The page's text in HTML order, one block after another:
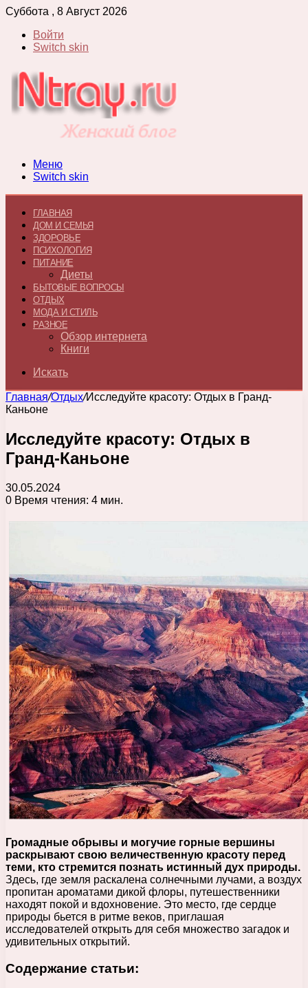
Суббота , 8 Август 2026
Войти
Switch skin
Меню
Switch skin
ГЛАВНАЯ
ДОМ И СЕМЬЯ
ЗДОРОВЬЕ
ПСИХОЛОГИЯ
ПИТАНИЕ
Диеты
БЫТОВЫЕ ВОПРОСЫ
ОТДЫХ
МОДА И СТИЛЬ
РАЗНОЕ
Обзор интернета
Книги
Искать
Главная/Отдых/Исследуйте красоту: Отдых в Гранд-
Каньоне
Исследуйте красоту: Отдых в
Гранд-Каньоне
30.05.2024
0 Время чтения: 4 мин.
Громадные обрывы и могучие горные вершины
раскрывают свою величественную красоту перед
теми, кто стремится познать истинный дух природы.
Здесь, где земля раскалена солнечными лучами, а воздух
пропитан ароматами дикой флоры, путешественники
находят покой и вдохновение. Это место, где сердце
природы бьется в ритме веков, приглашая
исследователей открыть для себя множество загадок и
удивительных открытий.
Содержание статьи: